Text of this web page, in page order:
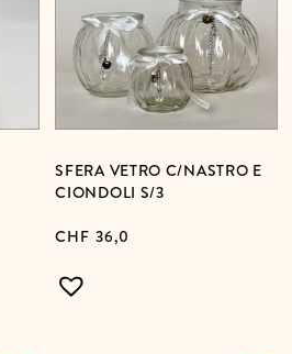
SFERA VETRO C/NASTRO E
CIONDOLI S/3
CHF 36,0